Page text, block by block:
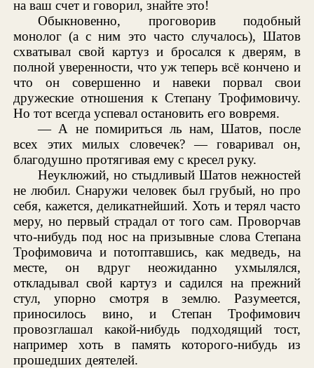
на ваш счет и говорил, знайте это!
Обыкновенно, проговорив подобный
монолог (а с ним это часто случалось), Шатов
схватывал свой картуз и бросался к дверям, в
полной уверенности, что уж теперь всё кончено и
что он совершенно и навеки порвал свои
дружеские отношения к Степану Трофимовичу.
Но тот всегда успевал остановить его вовремя.
— А не помириться ль нам, Шатов, после
всех этих милых словечек? — говаривал он,
благодушно протягивая ему с кресел руку.
Неуклюжий, но стыдливый Шатов нежностей
не любил. Снаружи человек был грубый, но про
себя, кажется, деликатнейший. Хоть и терял часто
меру, но первый страдал от того сам. Проворчав
что-нибудь под нос на призывные слова Степана
Трофимовича и потоптавшись, как медведь, на
месте, он вдруг неожиданно ухмылялся,
откладывал свой картуз и садился на прежний
стул, упорно смотря в землю. Разумеется,
приносилось вино, и Степан Трофимович
провозглашал какой-нибудь подходящий тост,
например хоть в память которого-нибудь из
прошедших деятелей.